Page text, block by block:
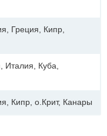
Греция, Кипр,
Италия, Куба,
Кипр, о.Крит, Канары